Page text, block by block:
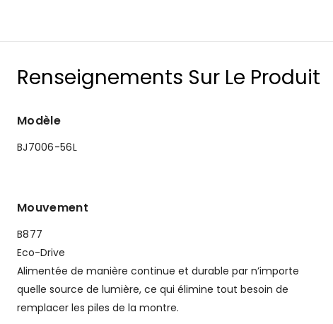
Renseignements Sur Le Produit
Modèle
BJ7006-56L
Mouvement
B877
Eco-Drive
Alimentée de manière continue et durable par n’importe
quelle source de lumière, ce qui élimine tout besoin de
remplacer les piles de la montre.